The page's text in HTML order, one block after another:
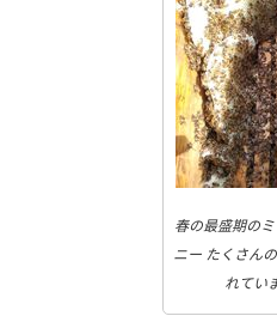
春の最盛期の
ニー たくさん
れてい